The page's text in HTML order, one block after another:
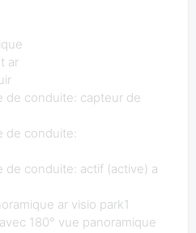
ar
de conduite: capteur de
de conduite:
de conduite: actif (active) a
ar visio park1
180° vue panoramique